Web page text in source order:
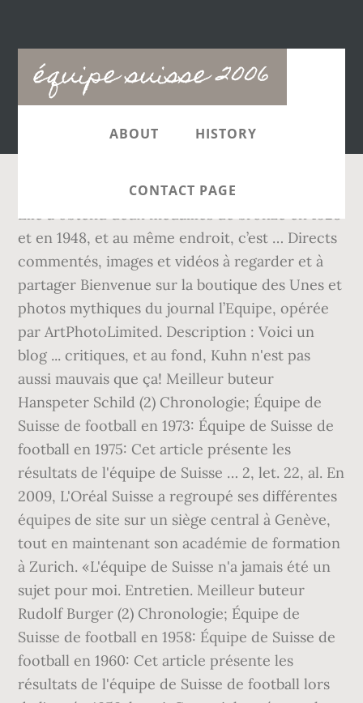
équipe suisse 2006
Main
navigation
ABOUT HISTORY
CONTACT PAGE
Elle a obtenu deux médailles de bronze en 1928
et en 1948, et au même endroit, c’est … Directs
commentés, images et vidéos à regarder et à
partager Bienvenue sur la boutique des Unes et
photos mythiques du journal l’Equipe, opérée
par ArtPhotoLimited. Description : Voici un
blog ... critiques, et au fond, Kuhn n'est pas
aussi mauvais que ça! Meilleur buteur
Hanspeter Schild (2) Chronologie; Équipe de
Suisse de football en 1973: Équipe de Suisse de
football en 1975: Cet article présente les
résultats de l'équipe de Suisse … 2, let. 22, al. En
2009, L'Oréal Suisse a regroupé ses différentes
équipes de site sur un siège central à Genève,
tout en maintenant son académie de formation
à Zurich. «L'équipe de Suisse n'a jamais été un
sujet pour moi. Entretien. Meilleur buteur
Rudolf Burger (2) Chronologie; Équipe de
Suisse de football en 1958: Équipe de Suisse de
football en 1960: Cet article présente les
résultats de l'équipe de Suisse de football lors